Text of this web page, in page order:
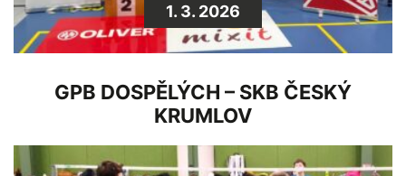
1. 3. 2026
GPB DOSPĚLÝCH – SKB ČESKÝ
KRUMLOV